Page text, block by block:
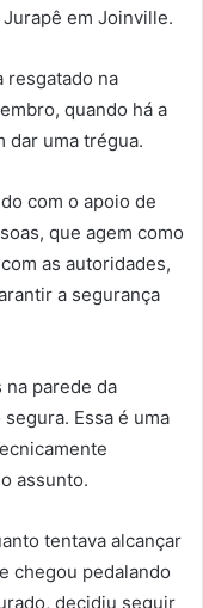
em Joinville.
resgatado na
quando há a
dar uma trégua.
com o apoio de
que agem como
as autoridades,
a segurança
na parede da
Essa é uma
assunto.
tentava alcançar
chegou pedalando
decidiu seguir